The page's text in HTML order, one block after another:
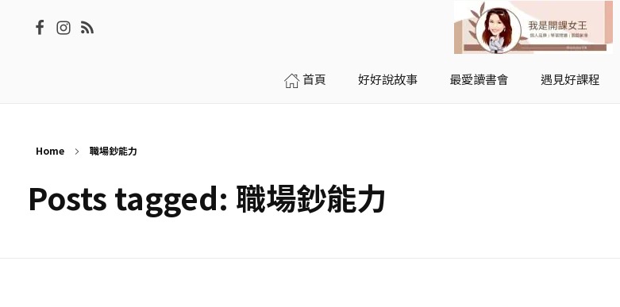
開課女王 李秋玉
拿起麥克風，影響全世界
首頁 好好說故事 最愛讀書會 遇見好課程
Home 職場鈔能力
Posts tagged: 職場鈔能力